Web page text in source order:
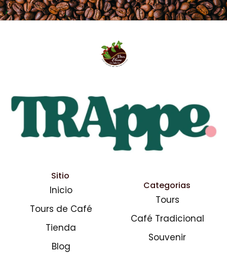
Sitio
Inicio
Tours de Café
Tienda
Blog
Categorias
Tours
Café Tradicional
Souvenir